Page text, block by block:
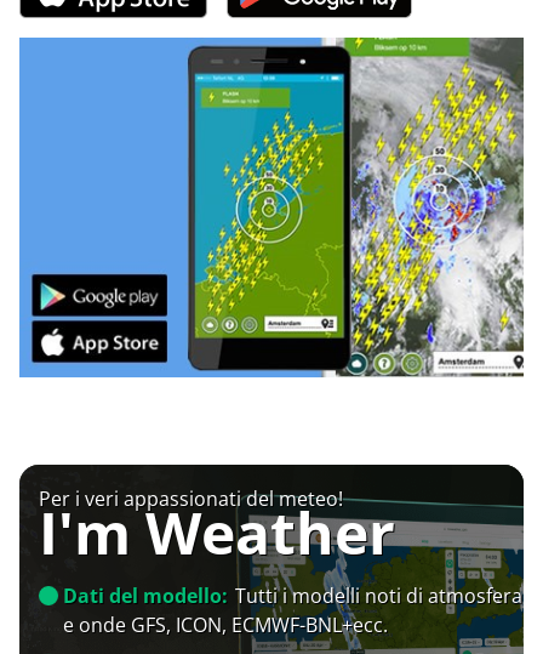
Per i veri appassionati del meteo!
I'm Weather
Dati del modello: Tutti i modelli noti di atmosfera
e onde GFS, ICON, ECMWF-BNL+ecc.